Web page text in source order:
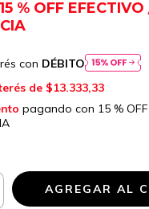
15 % OFF EFECTIVO
con DÉBITO
de $13.333,33
pagando con 15 % OFF